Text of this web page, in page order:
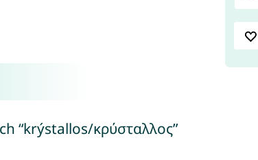
“krýstallos/κρύσταλλος”